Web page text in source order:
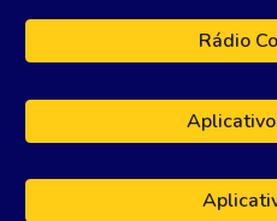
Rádio